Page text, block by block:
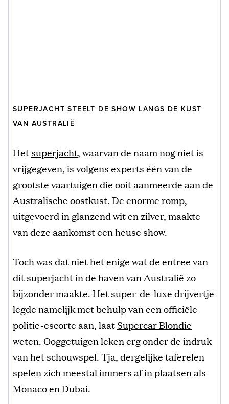
SUPERJACHT STEELT DE SHOW LANGS DE KUST
VAN AUSTRALIË
Hetsuperjacht, waarvan de naam nog niet is
vrijgegeven, is volgens experts één van de
grootste vaartuigen die ooit aanmeerde aan de
Australische oostkust. De enorme romp,
uitgevoerd in glanzend wit en zilver, maakte
van deze aankomst een heuse show.
Toch was dat niet het enige wat de entree van
dit superjacht in de haven van Australië zo
bijzonder maakte. Het super-de-luxe drijvertje
legde namelijk met behulp van een officiële
politie-escorte aan, laatSupercar Blondie
weten. Ooggetuigen leken erg onder de indruk
van het schouwspel. Tja, dergelijke taferelen
spelen zich meestal immers af in plaatsen als
Monaco en Dubai.